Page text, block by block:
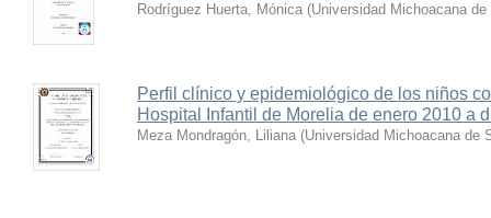
Rodríguez Huerta, Mónica (Universidad Michoacana
Perfil clínico y epidemiológico de los niños
Hospital Infantil de Morelia de enero 2010 a
Meza Mondragón, Liliana (Universidad Michoacana de